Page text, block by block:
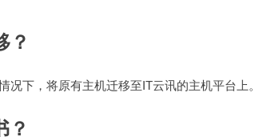
？
下，将原有主机迁移至IT云讯的主机平台上。
？